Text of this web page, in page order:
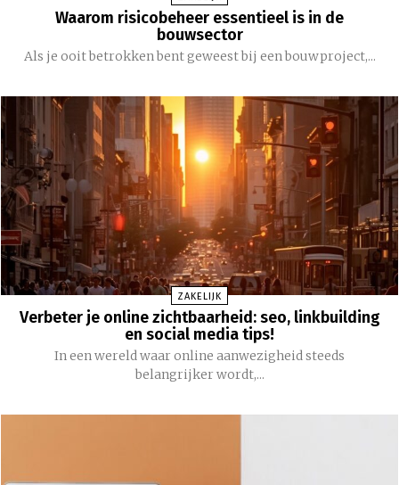
Waarom risicobeheer essentieel is in de
bouwsector
Als je ooit betrokken bent geweest bij een bouwproject,...
ZAKELIJK
Verbeter je online zichtbaarheid: seo, linkbuilding
en social media tips!
In een wereld waar online aanwezigheid steeds
belangrijker wordt,...